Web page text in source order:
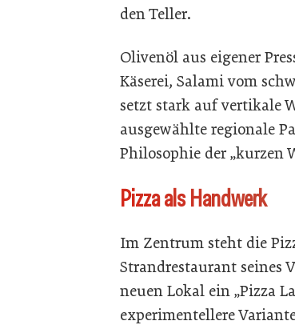
den Teller.
Olivenöl aus eigener
Käserei, Salami vom
setzt stark auf vertikale
ausgewählte regionale
Philosophie der „kurzen
Pizza als Handwerk
Im Zentrum steht die
Strandrestaurant seines
neuen Lokal ein „Pizza
experimentellere